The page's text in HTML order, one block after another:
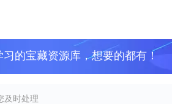
的宝藏资源库，想要的都有！
及时处理